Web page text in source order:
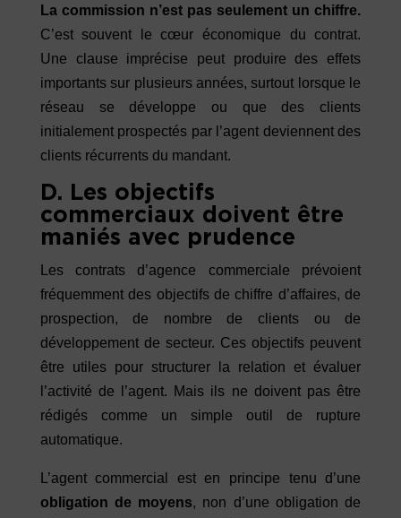
La commission n’est pas seulement un chiffre.
C’est souvent le cœur économique du contrat.
Une clause imprécise peut produire des effets
importants sur plusieurs années, surtout lorsque le
réseau se développe ou que des clients
initialement prospectés par l’agent deviennent des
clients récurrents du mandant.
D. Les objectifs
commerciaux doivent être
maniés avec prudence
Les contrats d’agence commerciale prévoient
fréquemment des objectifs de chiffre d’affaires, de
prospection, de nombre de clients ou de
développement de secteur. Ces objectifs peuvent
être utiles pour structurer la relation et évaluer
l’activité de l’agent. Mais ils ne doivent pas être
rédigés comme un simple outil de rupture
automatique.
L’agent commercial est en principe tenu d’une
obligation de moyens, non d’une obligation de